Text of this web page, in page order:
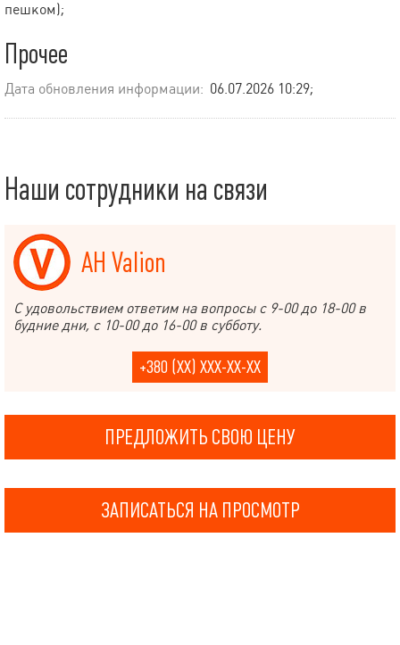
пешком);
Прочее
Дата обновления информации: 06.07.2026 10:29;
Наши сотрудники на связи
АН Valion
С удовольствием ответим на вопросы с 9-00 до 18-00 в
будние дни, с 10-00 до 16-00 в субботу.
+380 (XX) XXX-XX-XX
ПРЕДЛОЖИТЬ СВОЮ ЦЕНУ
ЗАПИСАТЬСЯ НА ПРОСМОТР